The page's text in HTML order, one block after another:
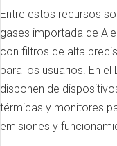
Entre estos recursos
gases importada de
con filtros de alta
para los usuarios. En
disponen de
térmicas y monitores
emisiones y